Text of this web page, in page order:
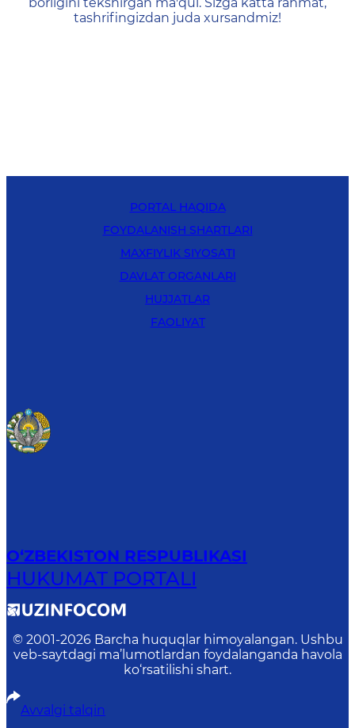
tashrifingizdan juda xursandmiz!
PORTAL HAQIDA
FOYDALANISH SHARTLARI
MAXFIYLIK SIYOSATI
DAVLAT ORGANLARI
HUJJATLAR
FAOLIYAT
O‘ZBEKISTON RESPUBLIKASI
HUKUMAT PORTALI
© 2001-2026 Barcha huquqlar himoyalangan. Ushbu
veb-saytdagi ma’lumotlardan foydalanganda havola
ko‘rsatilishi shart.
Avvalgi talqin